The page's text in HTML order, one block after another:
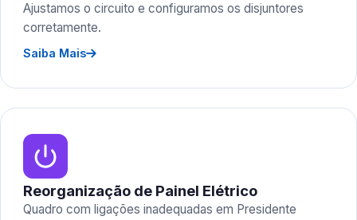
Ajustamos o circuito e configuramos os disjuntores
corretamente.
Saiba Mais
Reorganização de Painel Elétrico
Quadro com ligações inadequadas em Presidente